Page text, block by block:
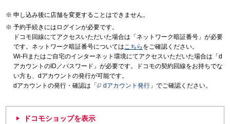
申し込み後に店舗を変更することはできません。
予約手続きにはログインが必要です。
ドコモ回線にてアクセスいただいた場合は「ネットワーク暗証番号」が必要
です。ネットワーク暗証番号についてはこちら をご確認ください。
Wi-Fiまたはご自宅のインターネット環境にてアクセスいただいた場合は「d
アカウントのID／パスワード」が必要です。ドコモの契約回線をお持ちでな
い方も、dアカウントの発行が可能です。
dアカウントの発行・確認は「
dアカウント発行 」でご確認ください。
ドコモショップを表示